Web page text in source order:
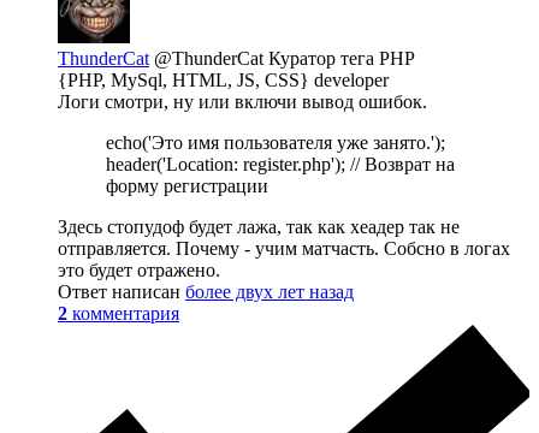
ThunderCat @ThunderCat Куратор тега PHP
{PHP, MySql, HTML, JS, CSS} developer
Логи смотри, ну или включи вывод ошибок.
echo('Это имя пользователя уже занято.');
header('Location: register.php'); // Возврат на
форму регистрации
Здесь стопудоф будет лажа, так как хеадер так не
отправляется. Почему - учим матчасть. Собсно в логах
это будет отражено.
Ответ написан более двух лет назад
2 комментария